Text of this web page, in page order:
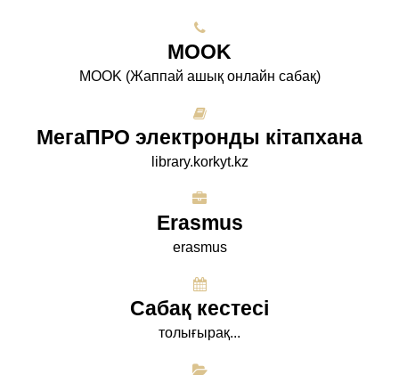
МООK
МООK (Жаппай ашық онлайн сабақ)
МегаПРО электронды кітапхана
library.korkyt.kz
Erasmus
erasmus
Сабақ кестесі
толығырақ...